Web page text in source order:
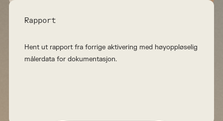
Rapport
Hent ut rapport fra forrige aktivering med høyoppløselig
målerdata for dokumentasjon.